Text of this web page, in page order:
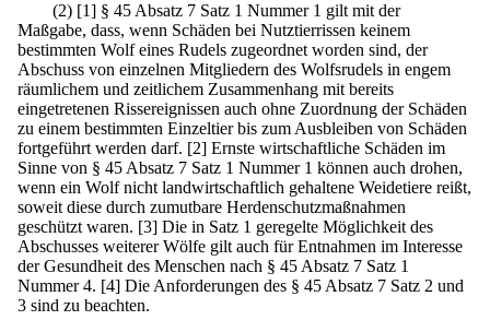
(2) [1] § 45 Absatz 7 Satz 1 Nummer 1 gilt mit der
Maßgabe, dass, wenn Schäden bei Nutztierrissen keinem
bestimmten Wolf eines Rudels zugeordnet worden sind, der
Abschuss von einzelnen Mitgliedern des Wolfsrudels in engem
räumlichem und zeitlichem Zusammenhang mit bereits
eingetretenen Rissereignissen auch ohne Zuordnung der Schäden
zu einem bestimmten Einzeltier bis zum Ausbleiben von Schäden
fortgeführt werden darf. [2] Ernste wirtschaftliche Schäden im
Sinne von § 45 Absatz 7 Satz 1 Nummer 1 können auch drohen,
wenn ein Wolf nicht landwirtschaftlich gehaltene Weidetiere reißt,
soweit diese durch zumutbare Herdenschutzmaßnahmen
geschützt waren. [3] Die in Satz 1 geregelte Möglichkeit des
Abschusses weiterer Wölfe gilt auch für Entnahmen im Interesse
der Gesundheit des Menschen nach § 45 Absatz 7 Satz 1
Nummer 4. [4] Die Anforderungen des § 45 Absatz 7 Satz 2 und
3 sind zu beachten.